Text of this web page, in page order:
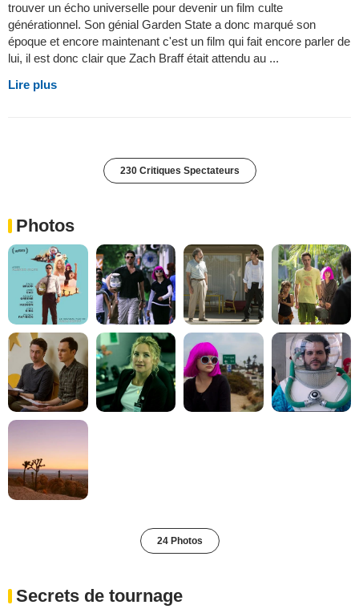
trouver un écho universelle pour devenir un film culte
générationnel. Son génial Garden State a donc marqué son
époque et encore maintenant c'est un film qui fait encore parler de
lui, il est donc clair que Zach Braff était attendu au ...
Lire plus
230 Critiques Spectateurs
Photos
24 Photos
Secrets de tournage